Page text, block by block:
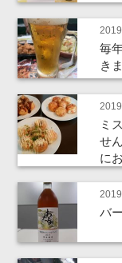
毎
き
ミ
せ
に
バ